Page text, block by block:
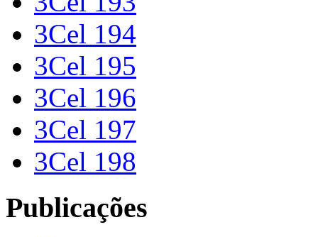
3Cel 194
3Cel 195
3Cel 196
3Cel 197
3Cel 198
Publicações